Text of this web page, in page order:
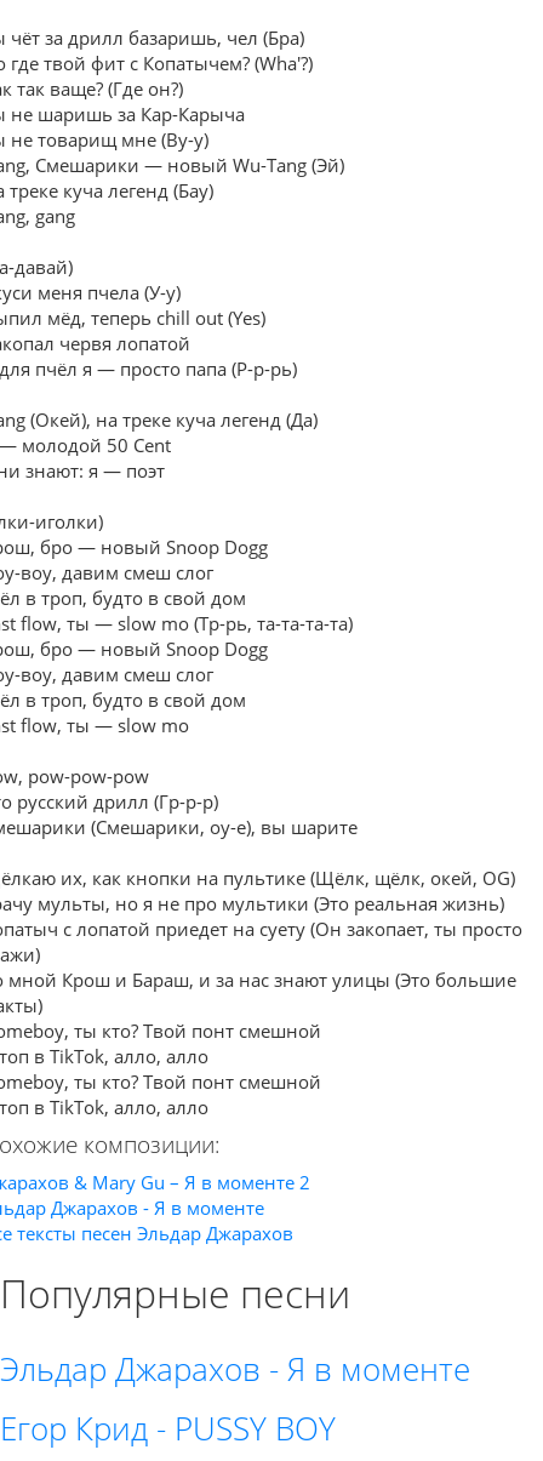
чёт за дрилл базаришь, чел (Бра)
где твой фит с Копатычем? (Wha'?)
так ваще? (Где он?)
не шаришь за Кар-Карыча
не товарищ мне (Ву-у)
Смешарики — новый Wu-Tang (Эй)
треке куча легенд (Бау)
gang
давай)
меня пчела (У-у)
мёд, теперь chill out (Yes)
червя лопатой
пчёл я — просто папа (Р-р-рь)
(Окей), на треке куча легенд (Да)
молодой 50 Cent
знают: я — поэт
иголки)
бро — новый Snoop Dogg
воу, давим смеш слог
в троп, будто в свой дом
flow, ты — slow mo (Тр-рь, та-та-та-та)
бро — новый Snoop Dogg
воу, давим смеш слог
в троп, будто в свой дом
flow, ты — slow mo
pow-pow-pow
русский дрилл (Гр-р-р)
(Смешарики, оу-е), вы шарите
их, как кнопки на пультике (Щёлк, щёлк, окей, OG)
мульты, но я не про мультики (Это реальная жизнь)
с лопатой приедет на суету (Он закопает, ты просто
мной Крош и Бараш, и за нас знают улицы (Это большие
ты кто? Твой понт смешной
в TikTok, алло, алло
ты кто? Твой понт смешной
в TikTok, алло, алло
композиции:
& Mary Gu – Я в моменте 2
Джарахов - Я в моменте
тексты песен Эльдар Джарахов
Популярные песни
Эльдар Джарахов - Я в моменте
Егор Крид - PUSSY BOY